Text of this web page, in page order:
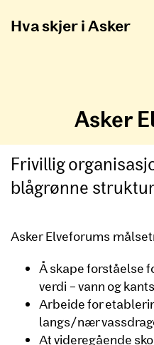
Hva skjer i Asker
Asker
Frivillig
blågrønne
Asker Elveforums
Å skape forståelse
verdi – vann og
Arbeide for
langs/nær
At videregående